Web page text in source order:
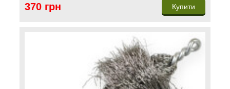
370 грн Купити